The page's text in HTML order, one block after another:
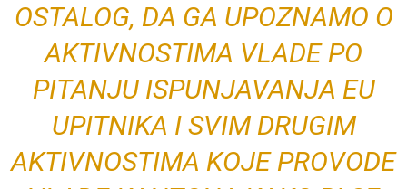
OSTALOG, DA GA UPOZNAMO O
AKTIVNOSTIMA VLADE PO
PITANJU ISPUNJAVANJA EU
UPITNIKA I SVIM DRUGIM
AKTIVNOSTIMA KOJE PROVODE